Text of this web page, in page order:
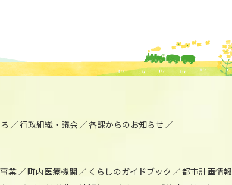
行政組織・議会 各課からのお知らせ
業 町内医療機関 くらしのガイドブック 都市計画情報